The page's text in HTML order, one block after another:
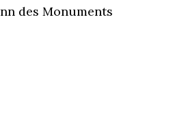
des Monuments